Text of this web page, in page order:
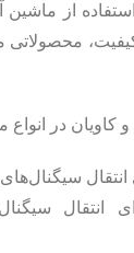
از ماشین
محصولاتی
کاویان در انواع
انتقال